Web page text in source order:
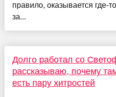
правило, оказывается где-
за...
Долго работал со
рассказываю, почему
есть пару хитростей